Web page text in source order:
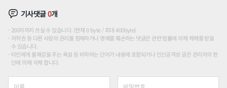
기사댓글0개
200자까지 쓰실 수 있습니다. (현재 0 byte / 최대 400byte)
저작권 등 다른 사람의 권리를 침해하거나 명예를 훼손하는 댓글은 관련 법률에 의해 제재를 받을
수 있습니다.
타인에게 불쾌감을 주는 욕설 등 비하하는 단어가 내용에 포함되거나 인신공격성 글은 관리자의 판
단에 의해 삭제 합니다.